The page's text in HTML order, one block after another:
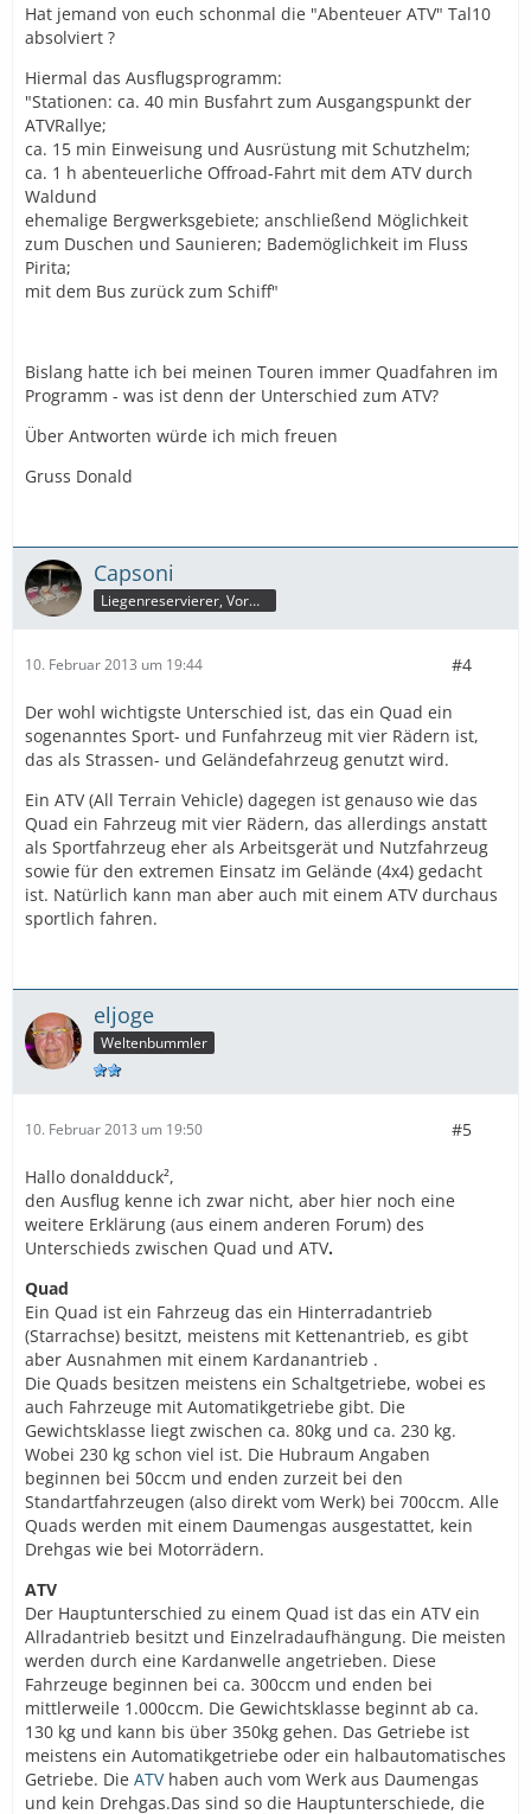
Hat jemand von euch schonmal die "Abenteuer ATV" Tal10
absolviert ?
Hiermal das Ausflugsprogramm:
"Stationen: ca. 40 min Busfahrt zum Ausgangspunkt der
ATVRallye;
ca. 15 min Einweisung und Ausrüstung mit Schutzhelm;
ca. 1 h abenteuerliche Offroad-Fahrt mit dem ATV durch
Waldund
ehemalige Bergwerksgebiete; anschließend Möglichkeit
zum Duschen und Saunieren; Bademöglichkeit im Fluss
Pirita;
mit dem Bus zurück zum Schiff"
Bislang hatte ich bei meinen Touren immer Quadfahren im
Programm - was ist denn der Unterschied zum ATV?
Über Antworten würde ich mich freuen
Gruss Donald
Capsoni
Liegenreservierer, VormRestaurantWarter, Adilettenträger und Hartz 4 Deck Bewohner
10. Februar 2013 um 19:44 #4
Der wohl wichtigste Unterschied ist, das ein Quad ein
sogenanntes Sport- und Funfahrzeug mit vier Rädern ist,
das als Strassen- und Geländefahrzeug genutzt wird.
Ein ATV (All Terrain Vehicle) dagegen ist genauso wie das
Quad ein Fahrzeug mit vier Rädern, das allerdings anstatt
als Sportfahrzeug eher als Arbeitsgerät und Nutzfahrzeug
sowie für den extremen Einsatz im Gelände (4x4) gedacht
ist. Natürlich kann man aber auch mit einem ATV durchaus
sportlich fahren.
eljoge
Weltenbummler
10. Februar 2013 um 19:50 #5
Hallo donaldduck²,
den Ausflug kenne ich zwar nicht, aber hier noch eine
weitere Erklärung (aus einem anderen Forum) des
Unterschieds zwischen Quad und ATV.
Quad
Ein Quad ist ein Fahrzeug das ein Hinterradantrieb
(Starrachse) besitzt, meistens mit Kettenantrieb, es gibt
aber Ausnahmen mit einem Kardanantrieb .
Die Quads besitzen meistens ein Schaltgetriebe, wobei es
auch Fahrzeuge mit Automatikgetriebe gibt. Die
Gewichtsklasse liegt zwischen ca. 80kg und ca. 230 kg.
Wobei 230 kg schon viel ist. Die Hubraum Angaben
beginnen bei 50ccm und enden zurzeit bei den
Standartfahrzeugen (also direkt vom Werk) bei 700ccm. Alle
Quads werden mit einem Daumengas ausgestattet, kein
Drehgas wie bei Motorrädern.
ATV
Der Hauptunterschied zu einem Quad ist das ein ATV ein
Allradantrieb besitzt und Einzelradaufhängung. Die meisten
werden durch eine Kardanwelle angetrieben. Diese
Fahrzeuge beginnen bei ca. 300ccm und enden bei
mittlerweile 1.000ccm. Die Gewichtsklasse beginnt ab ca.
130 kg und kann bis über 350kg gehen. Das Getriebe ist
meistens ein Automatikgetriebe oder ein halbautomatisches
Getriebe. Die ATVhaben auch vom Werk aus Daumengas
und kein Drehgas.Das sind so die Hauptunterschiede, die